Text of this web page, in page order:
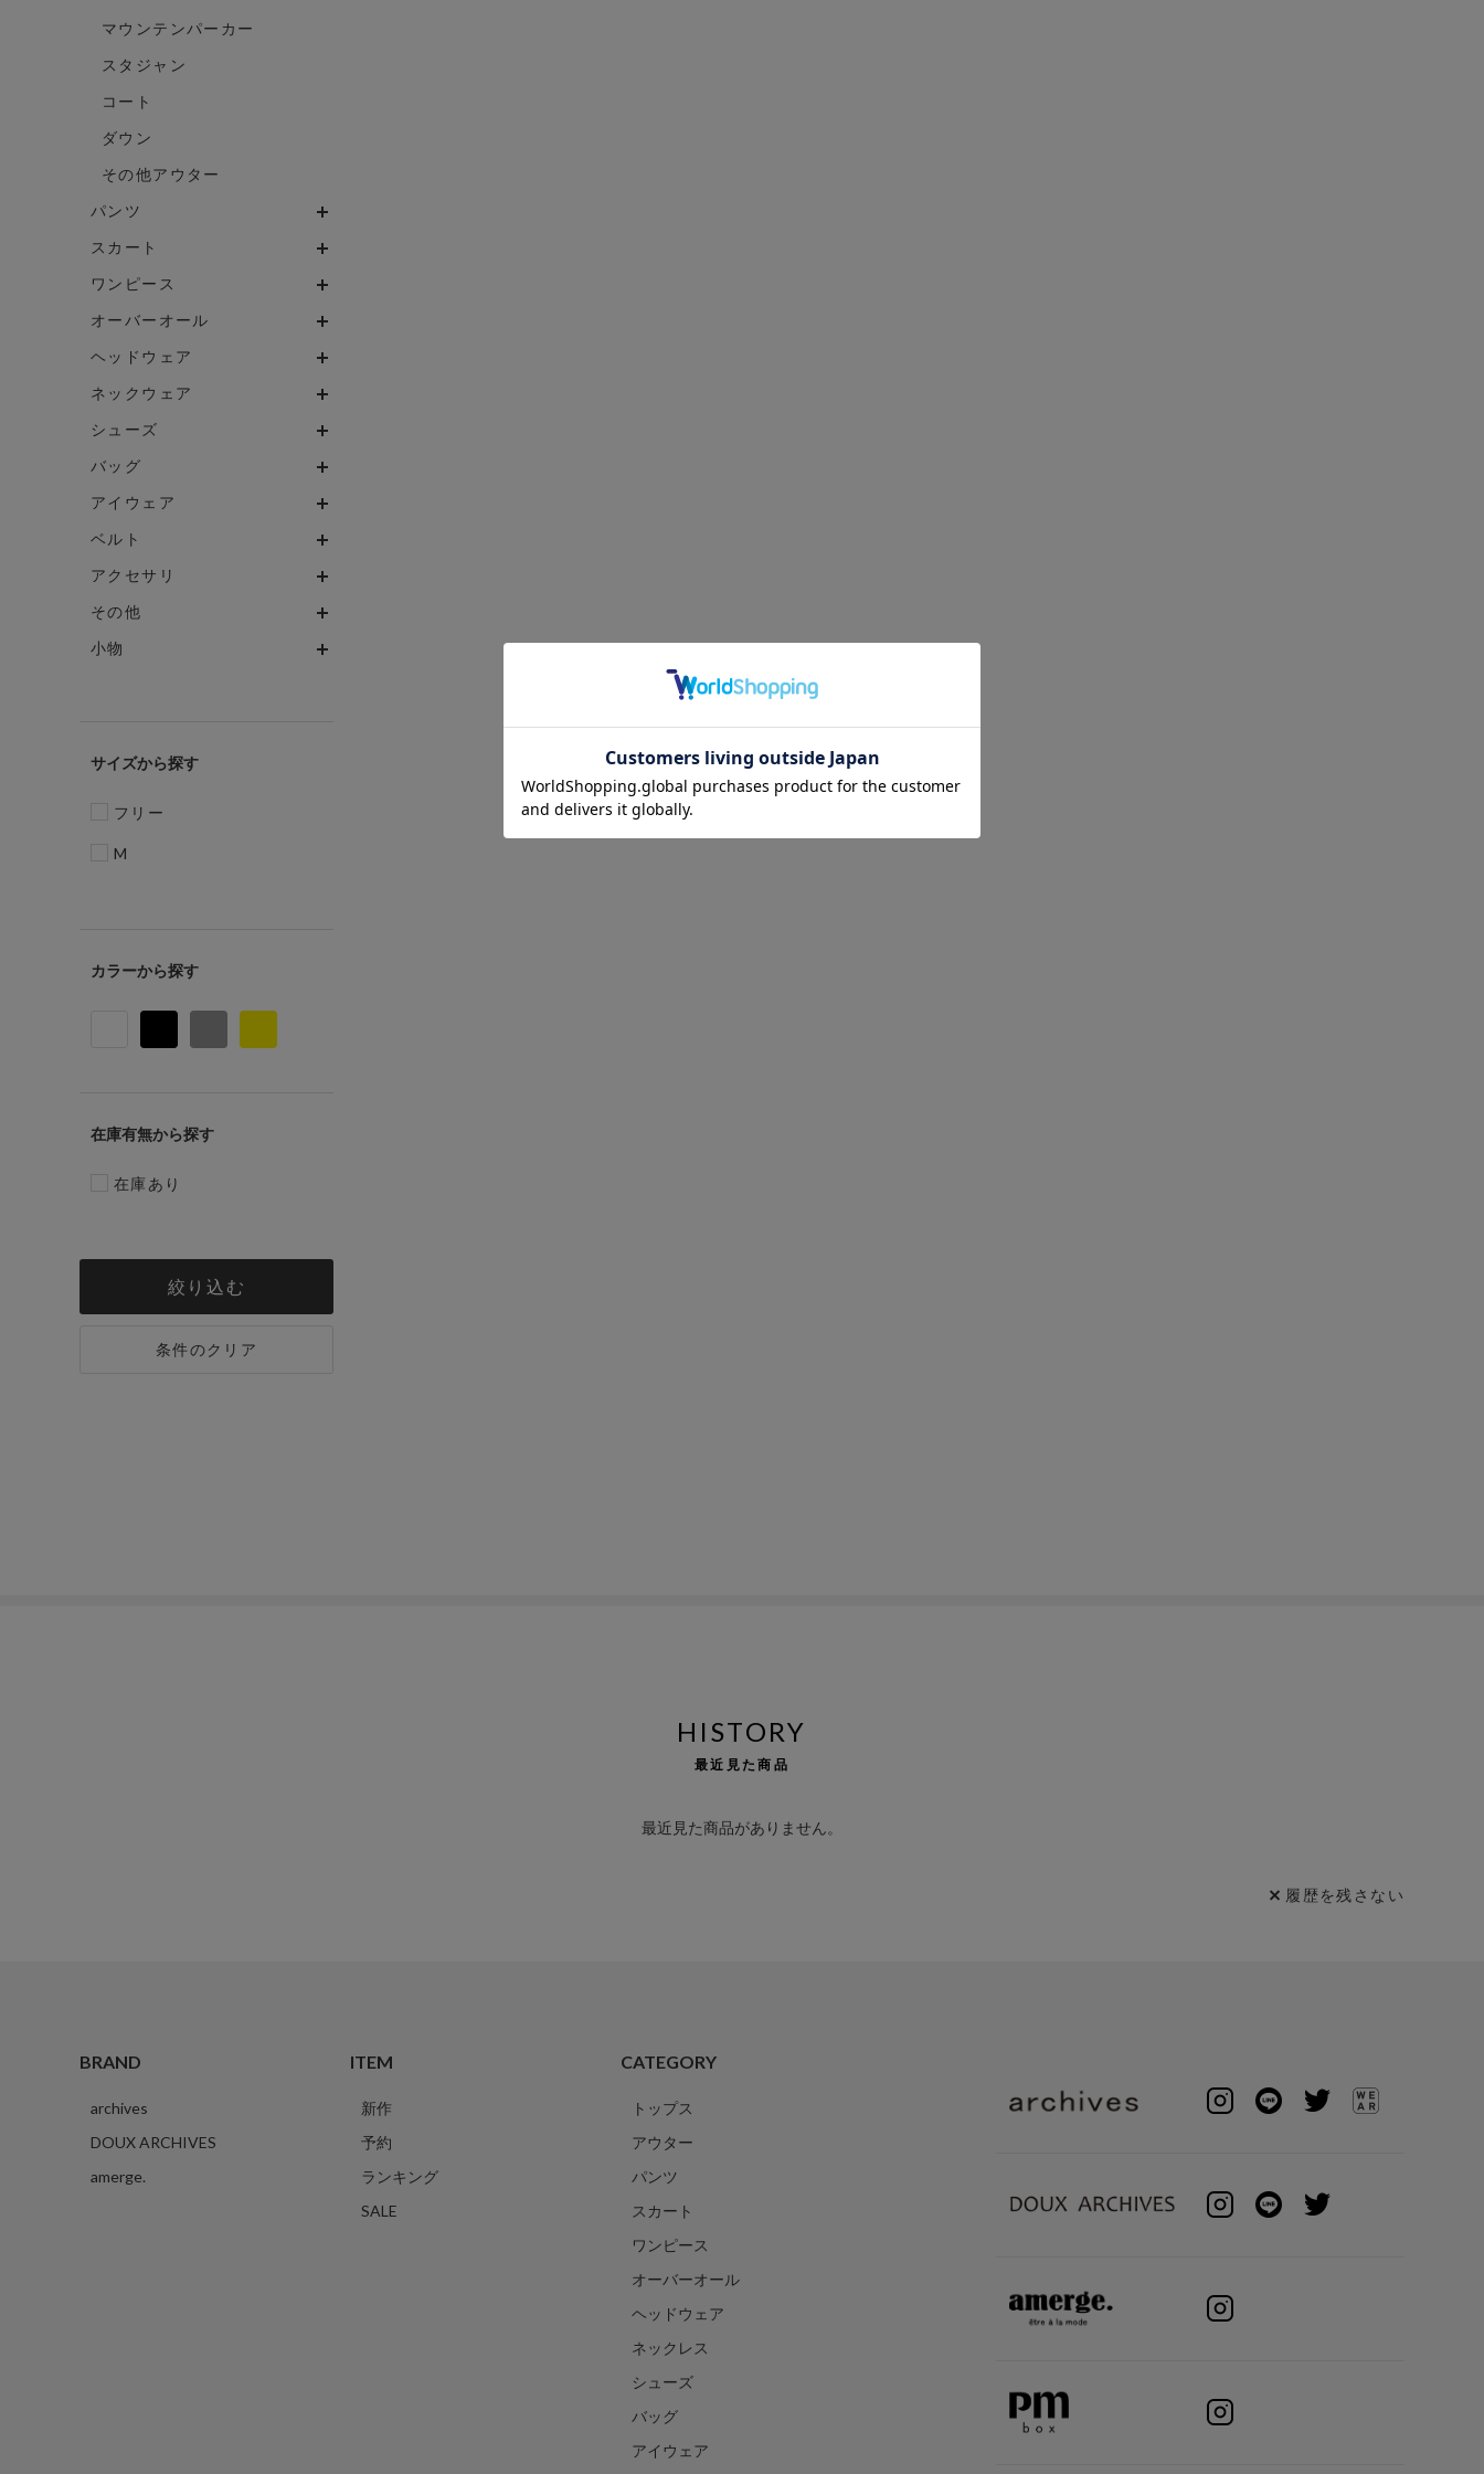
マウンテンパーカー
スタジャン
コート
ダウン
その他アウター
パンツ
スカート
ワンピース
オーバーオール
ヘッドウェア
ネックウェア
シューズ
バッグ
アイウェア
ベルト
アクセサリ
その他
小物
サイズ
フリー
M
カラー
在庫有無
在庫あり
絞り込む
条件のクリア
HISTORY
最近見た商品
最近見た商品がありません。
履歴を残さない
BRAND
archives
DOUX ARCHIVES
amerge.
ITEM
新作
予約
ランキング
SALE
CATEGORY
トップス
アウター
パンツ
スカート
ワンピース
オーバーオール
ヘッドウェア
ネックレス
シューズ
バッグ
アイウェア